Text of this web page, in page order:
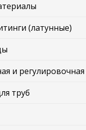
(латунные)
и
труб